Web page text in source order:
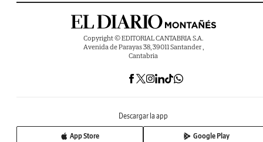
Copyright © EDITORIAL CANTABRIA S.A.
Avenida de Parayas 38, 39011 Santander ,
Cantabria
Descargar la app
App Store Google Play